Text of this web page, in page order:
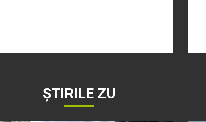
ȘTIRILE ZU